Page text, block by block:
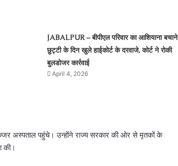
JABALPUR – बीपीएल परिवार का आशियाना बचाने
छुट्टी के दिन खुले हाईकोर्ट के दरवाजे, कोर्ट ने रोकी
बुलडोजर कार्रवाई
April 4, 2026
अस्पताल पहुंचे। उन्होंने राज्य सरकार की ओर से मृतकों के
की।